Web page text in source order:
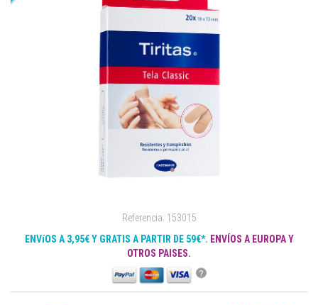
Referencia: 153015
ENVíOS A 3,95€ Y GRATIS A PARTIR DE 59€*. ENVÍOS A EUROPA Y
OTROS PAISES.
?